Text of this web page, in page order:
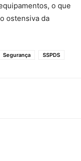
o que
ostensiva da
Segurança SSPDS